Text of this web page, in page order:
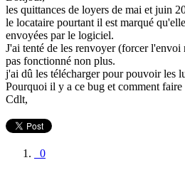
les quittances de loyers de mai et juin
le locataire pourtant il est marqué
envoyées par le logiciel.
J'ai tenté de les renvoyer (forcer l'envoi
pas fonctionné non plus.
j'ai dû les télécharger pour pouvoir les
Pourquoi il y a ce bug et comment faire
Cdlt,
0